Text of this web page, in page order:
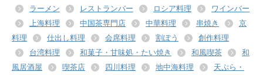
ラーメン
レストランバー ロシア料理
ワインバー
上海料理
中国茶専門店 中華料理 串焼き
京
料理
仕出し料理 会席料理 割ぽう
創作料理
台湾料理
和菓子・甘味処・たい焼き 和風喫茶
和
風居酒屋
喫茶店 四川料理 地中海料理
天ぷら・